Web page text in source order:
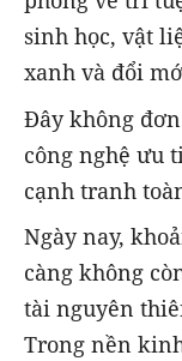
sinh học, vật
xanh và đổi
Đây không
công nghệ ưu
cạnh tranh
Ngày nay,
càng không
tài nguyên
Trong nền